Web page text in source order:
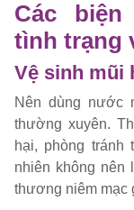
Các
tình trạng
Vệ sinh mũi
Nên dùng nước
thường xuyên.
hại, phòng tránh
nhiên không nên
thương niêm mạc